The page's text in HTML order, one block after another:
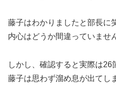
藤子はわかりましたと部長に
内心はどうか間違っていませ
しかし、確認すると実際は26
藤子は思わず溜め息が出てし